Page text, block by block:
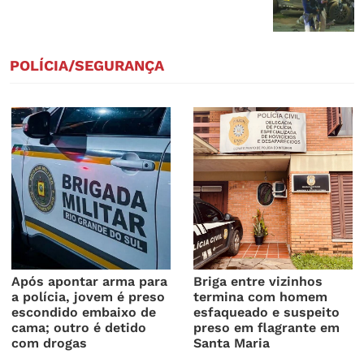
POLÍCIA/SEGURANÇA
Após apontar arma para
a polícia, jovem é preso
escondido embaixo de
cama; outro é detido
com drogas
Briga entre vizinhos
termina com homem
esfaqueado e suspeito
preso em flagrante em
Santa Maria